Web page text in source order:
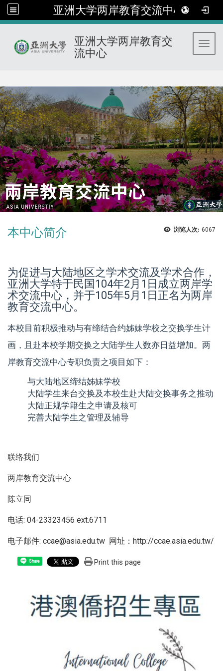
亚洲大学两岸教育交流中心
亚洲大学两岸教育交
流中心
浏览人次: 6067
本中心简介
为促进与大陆地区之学术交流及学术合作，
亚洲大学特于民国104年2月1日成立两岸学
术交流中心，并于105年5月1日正名为两岸
教育交流中心。
本校目前积极推动与有缔结合约姊妹学校之交换学生计
画，且赴本校学期交换之大陆学生人数亦日益增加。两
岸教育交流中心专职负责之项目如下：
与大陆地区缔结姊妹学校
大陆学生来台交换及本校生赴大陆交换事务之推动
大陆正规学籍生之申请及核可
完善大陆学生之管理及辅导
联络我们
两岸教育交流中心
陈立同
电话: 04-23323456 ext.6711
电子邮件: ccae@asia.edu.tw 网址： http://ccae.asia.edu.tw/
Share Print this page